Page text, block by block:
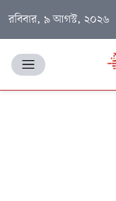
রবিবার, ৯ আগস্ট, ২০২৬